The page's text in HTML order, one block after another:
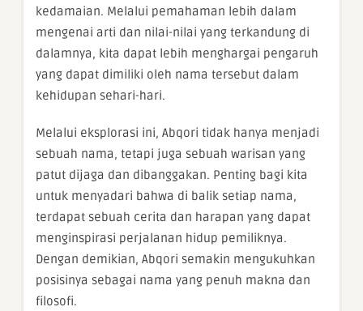
kedamaian. Melalui pemahaman lebih dalam
mengenai arti dan nilai-nilai yang terkandung di
dalamnya, kita dapat lebih menghargai pengaruh
yang dapat dimiliki oleh nama tersebut dalam
kehidupan sehari-hari.
Melalui eksplorasi ini, Abqori tidak hanya menjadi
sebuah nama, tetapi juga sebuah warisan yang
patut dijaga dan dibanggakan. Penting bagi kita
untuk menyadari bahwa di balik setiap nama,
terdapat sebuah cerita dan harapan yang dapat
menginspirasi perjalanan hidup pemiliknya.
Dengan demikian, Abqori semakin mengukuhkan
posisinya sebagai nama yang penuh makna dan
filosofi.